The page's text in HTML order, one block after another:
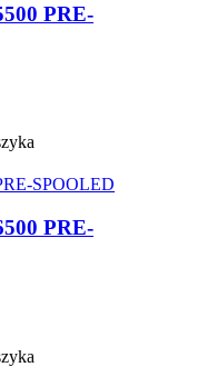
PRE-
PRE-